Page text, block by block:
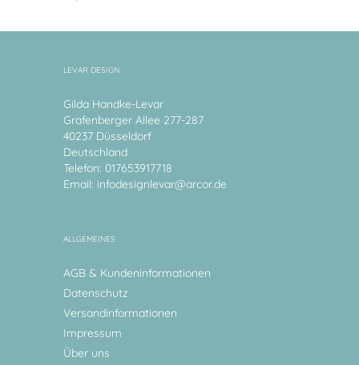
LEVAR DESIGN
Gilda Handke-Levar
Grafenberger Allee 277-287
40237 Düsseldorf
Deutschland
Telefon: 017653917718
Email: infodesignlevar@arcor.de
ALLGEMEINES
AGB & Kundeninformationen
Datenschutz
Versandinformationen
Impressum
Über uns